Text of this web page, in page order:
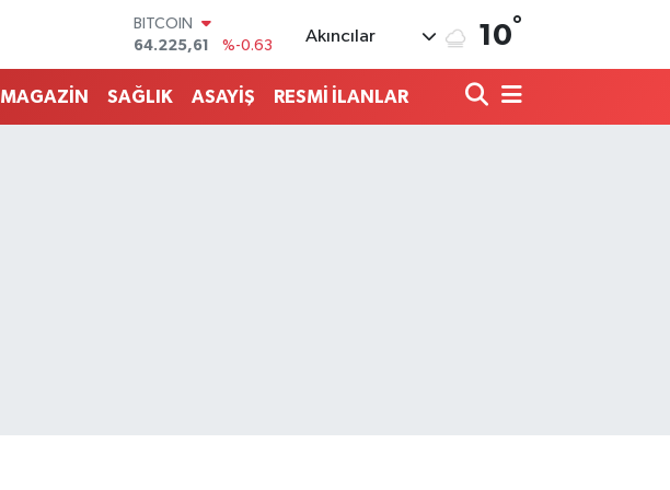
DOLAR
47,7143
%0.16
EURO
55,0317
%-0.02
Akıncılar 10°
MAGAZİN SAĞLIK ASAYİŞ RESMİ İLANLAR